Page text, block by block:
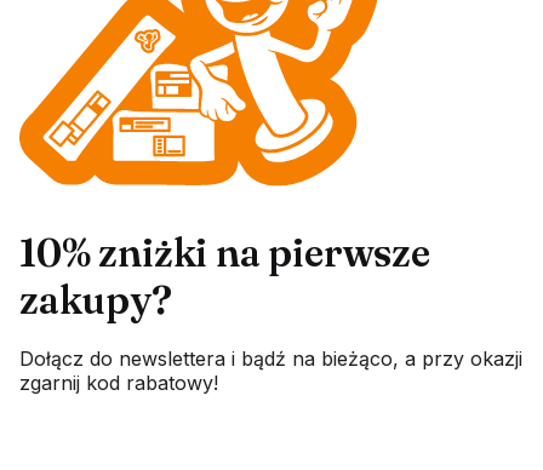
10% zniżki na pierwsze
zakupy?
Dołącz do newslettera i bądź na bieżąco, a przy okazji
zgarnij kod rabatowy!